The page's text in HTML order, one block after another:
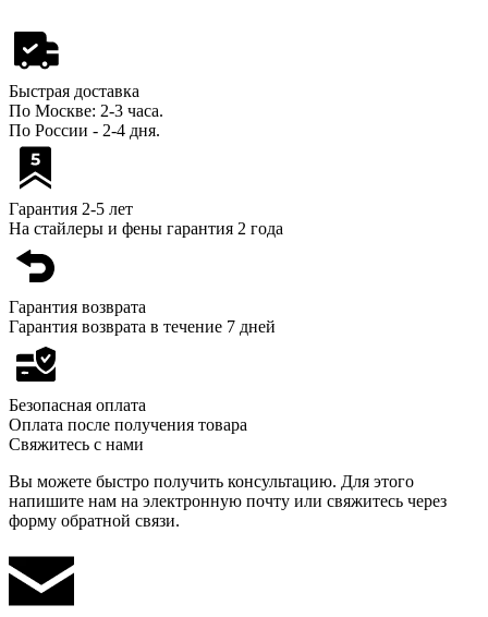
Быстрая доставка
По Москве: 2-3 часа.
По России - 2-4 дня.
Гарантия 2-5 лет
На стайлеры и фены гарантия 2 года
Гарантия возврата
Гарантия возврата в течение 7 дней
Безопасная оплата
Оплата после получения товара
Свяжитесь с нами
Вы можете быстро получить консультацию. Для этого
напишите нам на электронную почту или свяжитесь через
форму обратной связи.